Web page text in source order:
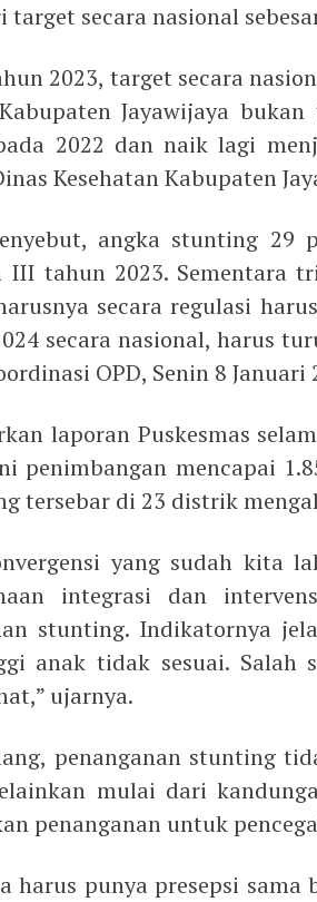
target secara nasional
2023, target secara
Jayawijaya
2022 dan naik lagi
Kesehatan Kabupaten
angka stunting 29
III tahun 2023. Sementara
secara regulasi
secara nasional, harus
OPD, Senin 8 Januari
laporan Puskesmas
penimbangan mencapai
tersebar di 23 distrik
yang sudah kita
integrasi dan
stunting. Indikatornya
anak tidak sesuai. Salah
ujarnya.
penanganan stunting
mulai dari
penanganan untuk
harus punya presepsi